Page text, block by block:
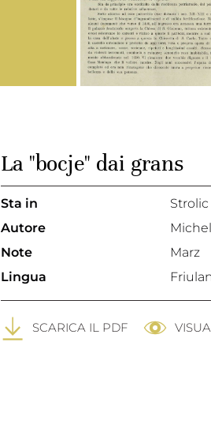
La "bocje" dai grans
Sta in Strolic
Autore
Note
Marz
Lingua
SCARICA IL PDF